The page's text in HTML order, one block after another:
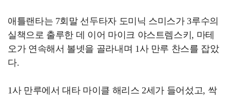
애틀랜타는 7회말 선두타자 도미닉 스미스가 3루수의
실책으로 출루한 데 이어 마이크 야스트렘스키, 마테
오가 연속해서 볼넷을 골라내며 1사 만루 찬스를 잡았
다.
1사 만루에서 대타 마이클 해리스 2세가 들어섰고, 싹